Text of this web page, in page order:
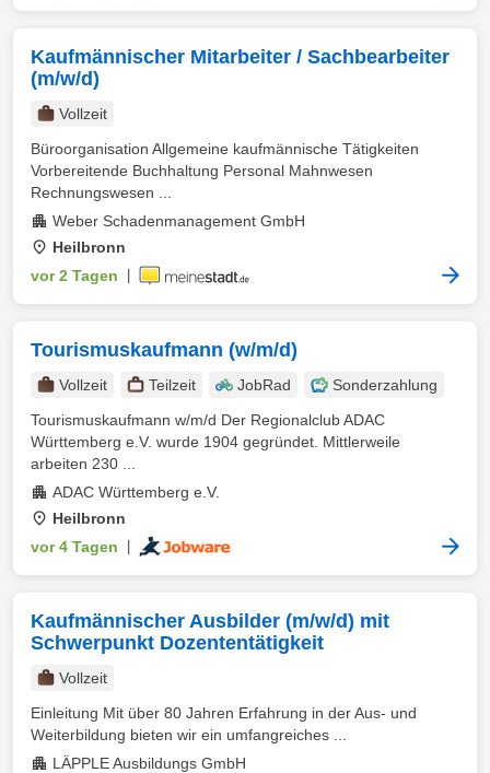
Kaufmännischer Mitarbeiter / Sachbearbeiter
(m/w/d)
Vollzeit
Büroorganisation Allgemeine kaufmännische Tätigkeiten
Vorbereitende Buchhaltung Personal Mahnwesen
Rechnungswesen ...
Weber Schadenmanagement GmbH
Heilbronn
vor 2 Tagen
Tourismuskaufmann (w/m/d)
Vollzeit Teilzeit JobRad
Sonderzahlung
Tourismuskaufmann w/m/d Der Regionalclub ADAC
Württemberg e.V. wurde 1904 gegründet. Mittlerweile
arbeiten 230 ...
ADAC Württemberg e.V.
Heilbronn
vor 4 Tagen
Kaufmännischer Ausbilder (m/w/d) mit
Schwerpunkt Dozententätigkeit
Vollzeit
Einleitung Mit über 80 Jahren Erfahrung in der Aus- und
Weiterbildung bieten wir ein umfangreiches ...
LÄPPLE Ausbildungs GmbH